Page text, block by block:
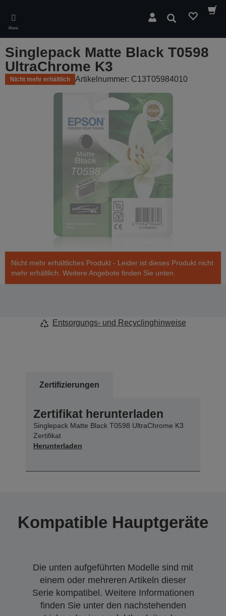
main
content
Menü
Suchen
Singlepack Matte Black T0598
UltraChrome K3
Nicht mehr erhältlich Artikelnummer: C13T05984010
Nicht mehr erhältliches Produkt - Leider ist dieses Produkt nicht
mehr erhältlich. Weitere Angebote finden Sie unten.
Entsorgungs- und Recyclinghinweise
Zertifizierungen
Zertifikat herunterladen
Singlepack Matte Black T0598 UltraChrome K3
Zertifikat
Herunterladen
Kompatible Hauptgeräte
Die unten aufgeführten Modelle sind mit
einem oder mehreren Artikeln dieser
Serie kompatibel. Weitere Informationen
finden Sie unter den nachstehenden